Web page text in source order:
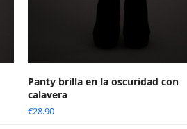
Panty brilla en la oscuridad con
calavera
€28.90